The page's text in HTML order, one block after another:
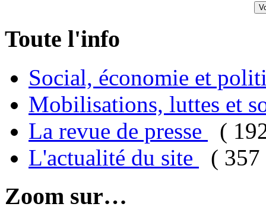
Toute l'info
Social, économie et
Mobilisations, luttes et
La revue de presse
(
L'actualité du site
( 357
Zoom sur…